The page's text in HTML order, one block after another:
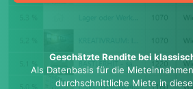
Geschätzte Rendite bei
Als Datenbasis für die
durchschnittliche Miete in